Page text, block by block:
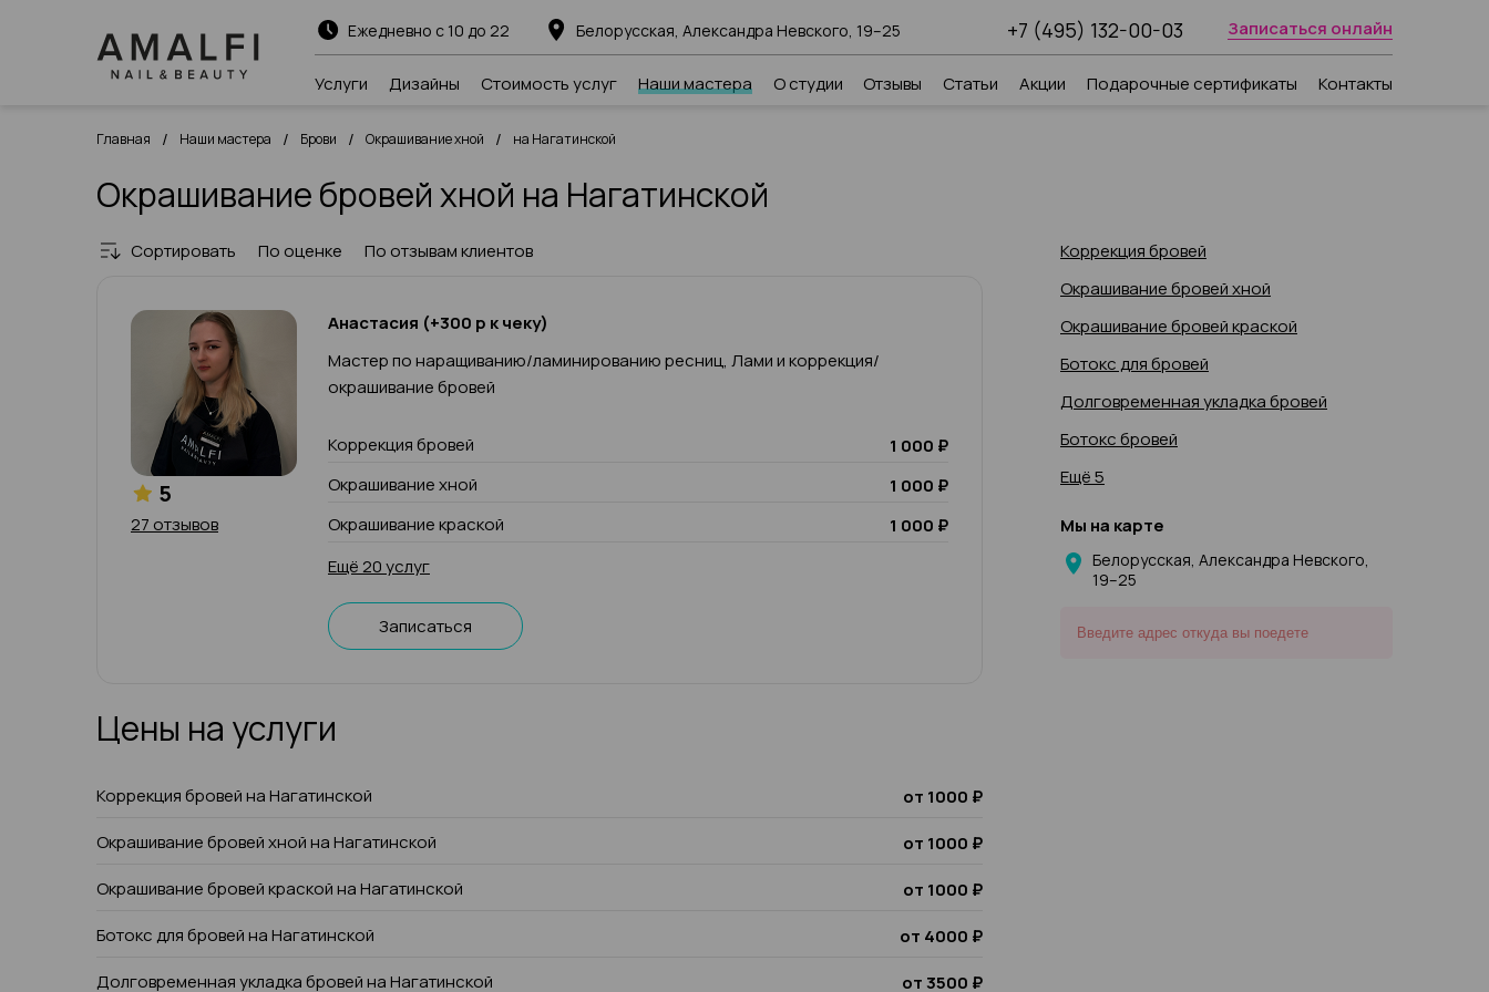
Ежедневно с 10 до 22 Белорусская, Александра Невского, 19–25 +7 (495) 132-00-03 Записаться онлайн
Услуги Дизайны Стоимость услуг Наши мастера О студии Отзывы Статьи Акции Подарочные сертификаты Контакты
Главная / Наши мастера / Брови / Окрашивание хной / на Нагатинской
Окрашивание бровей хной на Нагатинской
Сортировать По оценке По отзывам клиентов
5
27 отзывов
Анастасия (+300 р к чеку)
Мастер по наращиванию/ламинированию ресниц, Лами и коррекция/
окрашивание бровей
Коррекция бровей
1 000 ₽
Окрашивание хной
1 000 ₽
Окрашивание краской
1 000 ₽
Ещё 20 услуг
Записаться
Цены на услуги
Коррекция бровей на Нагатинской
от 1000 ₽
Окрашивание бровей хной на Нагатинской
от 1000 ₽
Окрашивание бровей краской на Нагатинской
от 1000 ₽
Ботокс для бровей на Нагатинской
от 4000 ₽
Долговременная укладка бровей на Нагатинской
от 3500 ₽
Коррекция бровей
Окрашивание бровей хной
Окрашивание бровей краской
Ботокс для бровей
Долговременная укладка бровей
Ботокс бровей
Ещё 5
Мы на карте
Белорусская, Александра Невского,
19–25